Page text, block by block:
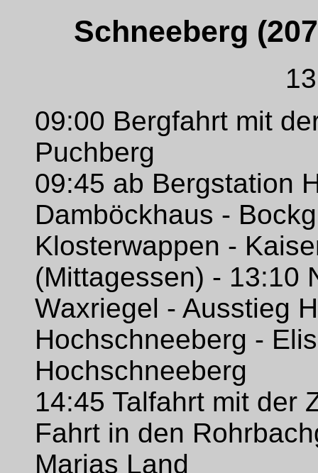
Schneeberg
09:00 Bergfahrt mit
Puchberg
09:45 ab Bergstation
Damböckhaus -
Klosterwappen -
(Mittagessen) - 13:10
Waxriegel - Ausstieg
Hochschneeberg -
Hochschneeberg
14:45 Talfahrt mit der
Fahrt in den
Marias Land